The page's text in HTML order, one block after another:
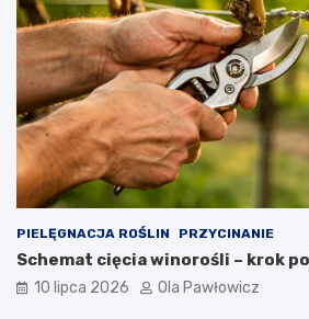
PIELĘGNACJA ROŚLIN PRZYCINANIE
Schemat cięcia winorośli – krok
10 lipca 2026 Ola Pawłowicz